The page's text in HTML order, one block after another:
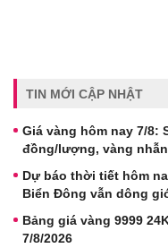
TIN MỚI CẬP NHẬT
Giá vàng hôm nay 7/8:
đồng/lượng, vàng
Dự báo thời tiết hôm
Biển Đông vẫn dông
Bảng giá vàng 9999
7/8/2026